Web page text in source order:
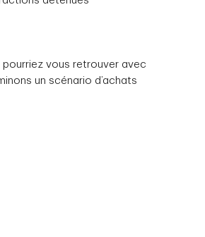
vous retrouver avec
un scénario d’achats